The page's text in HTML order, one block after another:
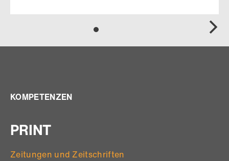
KOMPETENZEN
PRINT
Zeitungen und Zeitschriften